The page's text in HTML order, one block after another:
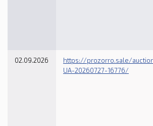
02.09.2026
https://prozorro.sale/
UA-20260727-16776/